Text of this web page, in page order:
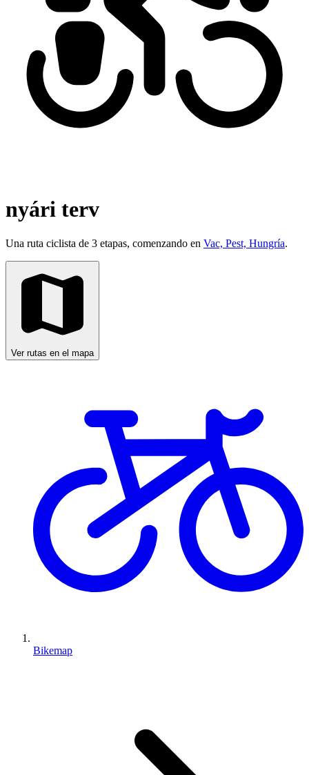
nyári terv
Una ruta ciclista de 3 etapas, comenzando en Vac, Pest, Hungría.
Ver rutas en el mapa
Bikemap